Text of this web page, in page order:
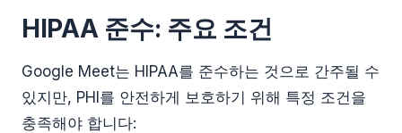
HIPAA 준수: 주요 조건
Google Meet는 HIPAA를 준수하는 것으로 간주될 수
있지만, PHI를 안전하게 보호하기 위해 특정 조건을
충족해야 합니다: